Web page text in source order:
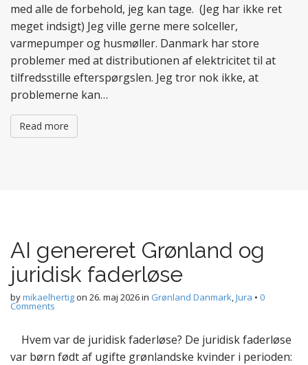
med alle de forbehold, jeg kan tage. (Jeg har ikke ret
meget indsigt) Jeg ville gerne mere solceller,
varmepumper og husmøller. Danmark har store
problemer med at distributionen af elektricitet til at
tilfredsstille efterspørgslen. Jeg tror nok ikke, at
problemerne kan…
Read more
AI genereret Grønland og
juridisk faderløse
bymikaelhertigon 26. maj 2026in Grønland Danmark,Jura • 0
Comments
Hvem var de juridisk faderløse? De juridisk faderløse
var børn født af ugifte grønlandske kvinder i perioden: